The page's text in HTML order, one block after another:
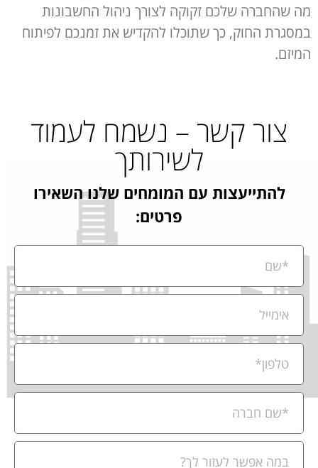
מה שהחברה שלכם זקוקה לצורך ניהול החשבונות
במסגרת החוק, כך שתוכלו להקדיש את זמנכם לפיתוח
המיזם.
צור קשר – נשמח לעמוד
לשירותך
להתייעצות עם המומחים שלנו השאירו
פרטים: